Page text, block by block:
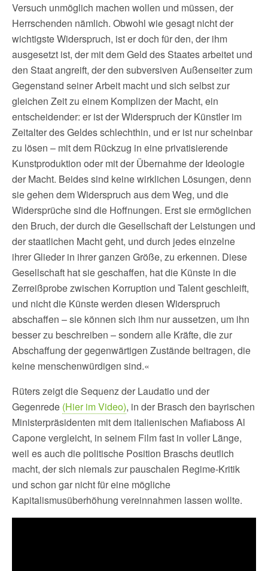
Versuch unmöglich machen wollen und müssen, der
Herrschenden nämlich. Obwohl wie gesagt nicht der
wichtigste Widerspruch, ist er doch für den, der ihm
ausgesetzt ist, der mit dem Geld des Staates arbeitet und
den Staat angreift, der den subversiven Außenseiter zum
Gegenstand seiner Arbeit macht und sich selbst zur
gleichen Zeit zu einem Komplizen der Macht, ein
entscheidender: er ist der Widerspruch der Künstler im
Zeitalter des Geldes schlechthin, und er ist nur scheinbar
zu lösen – mit dem Rückzug in eine privatisierende
Kunstproduktion oder mit der Übernahme der Ideologie
der Macht. Beides sind keine wirklichen Lösungen, denn
sie gehen dem Widerspruch aus dem Weg, und die
Widersprüche sind die Hoffnungen. Erst sie ermöglichen
den Bruch, der durch die Gesellschaft der Leistungen und
der staatlichen Macht geht, und durch jedes einzelne
ihrer Glieder in ihrer ganzen Größe, zu erkennen. Diese
Gesellschaft hat sie geschaffen, hat die Künste in die
Zerreißprobe zwischen Korruption und Talent geschleift,
und nicht die Künste werden diesen Widerspruch
abschaffen – sie können sich ihm nur aussetzen, um ihn
besser zu beschreiben – sondern alle Kräfte, die zur
Abschaffung der gegenwärtigen Zustände beitragen, die
keine menschenwürdigen sind.«
Rüters zeigt die Sequenz der Laudatio und der
Gegenrede (Hier im Video), in der Brasch den bayrischen
Ministerpräsidenten mit dem italienischen Mafiaboss Al
Capone vergleicht, in seinem Film fast in voller Länge,
weil es auch die politische Position Braschs deutlich
macht, der sich niemals zur pauschalen Regime-Kritik
und schon gar nicht für eine mögliche
Kapitalismusüberhöhung vereinnahmen lassen wollte.